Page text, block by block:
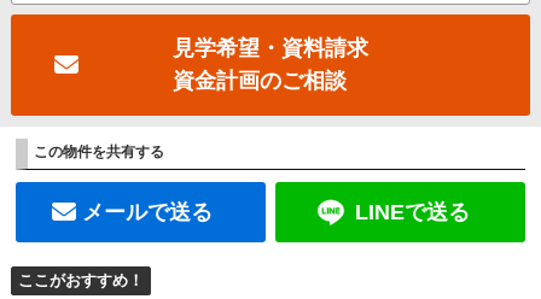
見学希望・資料請求
資金計画のご相談
この物件を共有する
メールで送る LINEで送る
ここがおすすめ！